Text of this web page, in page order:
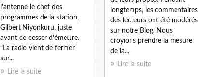
l'antenne le chef des
programmes de la station,
Gilbert Niyonkuru, juste
avant de cesser d'émettre.
"La radio vient de fermer
sur...
Lire la suite
longtemps, les commentaires
des lecteurs ont été modérés
sur notre Blog. Nous
croyions prendre la mesure
de la...
Lire la suite